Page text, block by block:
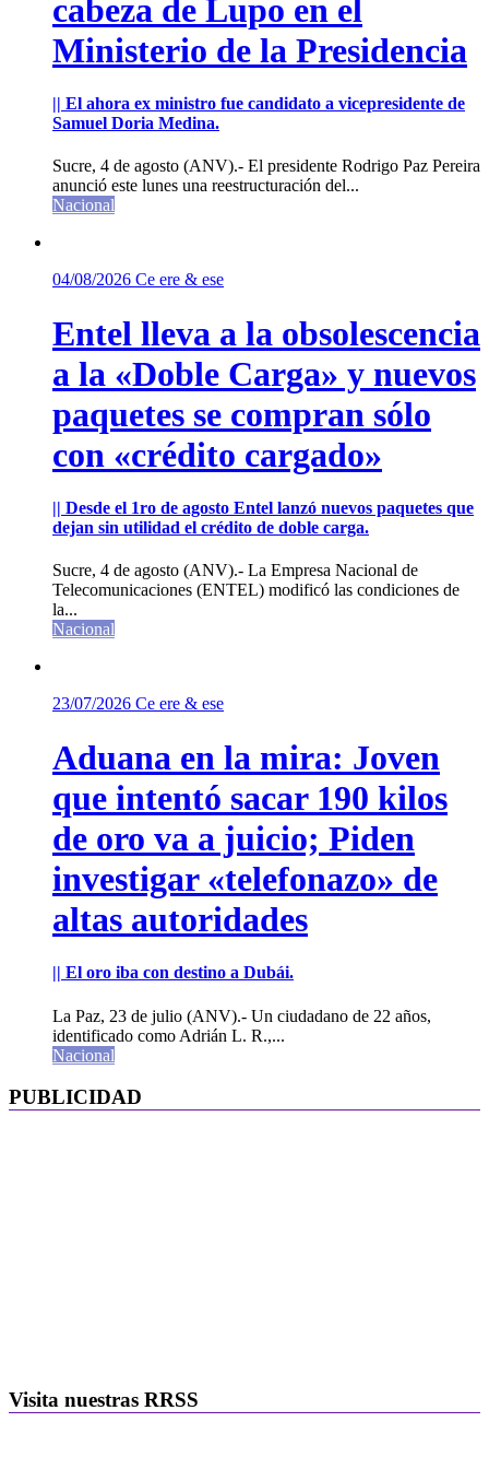
cabeza de Lupo en el
Ministerio de la Presidencia
|| El ahora ex ministro fue candidato a vicepresidente de
Samuel Doria Medina.
Sucre, 4 de agosto (ANV).- El presidente Rodrigo Paz Pereira
anunció este lunes una reestructuración del...
Nacional
04/08/2026 Ce ere & ese
Entel lleva a la obsolescencia
a la «Doble Carga» y nuevos
paquetes se compran sólo
con «crédito cargado»
|| Desde el 1ro de agosto Entel lanzó nuevos paquetes que
dejan sin utilidad el crédito de doble carga.
Sucre, 4 de agosto (ANV).- La Empresa Nacional de
Telecomunicaciones (ENTEL) modificó las condiciones de
la...
Nacional
23/07/2026 Ce ere & ese
Aduana en la mira: Joven
que intentó sacar 190 kilos
de oro va a juicio; Piden
investigar «telefonazo» de
altas autoridades
|| El oro iba con destino a Dubái.
La Paz, 23 de julio (ANV).- Un ciudadano de 22 años,
identificado como Adrián L. R.,...
Nacional
PUBLICIDAD
Visita nuestras RRSS